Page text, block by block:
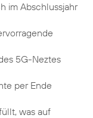
im Abschlussjahr
5G-Neztes
per Ende
was auf